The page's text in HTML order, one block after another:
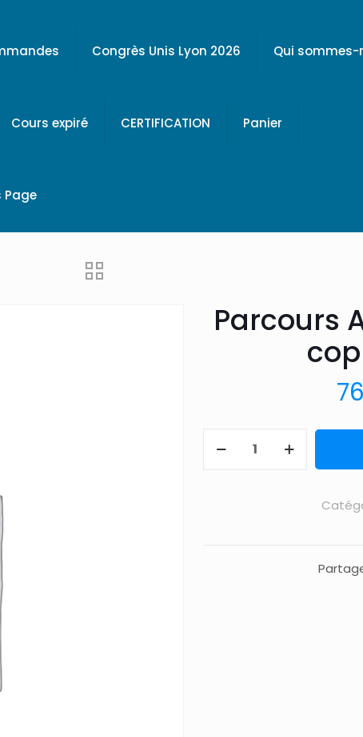
Congrès Unis Lyon 2026 Qui sommes-
Cours expiré CERTIFICATION Panier
Page
Parcours